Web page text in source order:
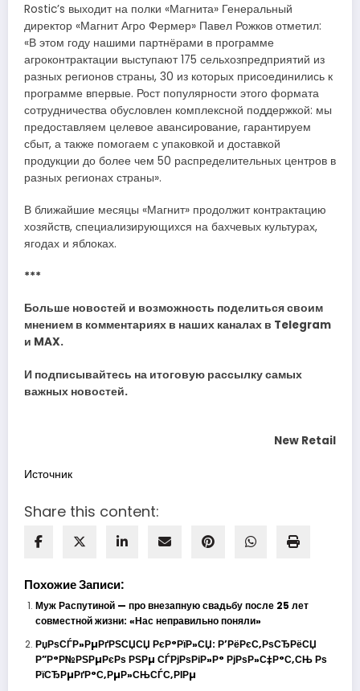
Rostic’s выходит на полки «Магнита» Генеральный
директор «Магнит Агро Фермер» Павел Рожков отметил:
«В этом году нашими партнёрами в программе
агроконтрактации выступают 175 сельхозпредприятий из
разных регионов страны, 30 из которых присоединились к
программе впервые. Рост популярности этого формата
сотрудничества обусловлен комплексной поддержкой: мы
предоставляем целевое авансирование, гарантируем
сбыт, а также помогаем с упаковкой и доставкой
продукции до более чем 50 распределительных центров в
разных регионах страны».
В ближайшие месяцы «Магнит» продолжит контрактацию
хозяйств, специализирующихся на бахчевых культурах,
ягодах и яблоках.
***
Больше новостей и возможность поделиться своим
мнением в комментариях в наших каналах в Telegram
и MAX.
И подписывайтесь на итоговую рассылку самых
важных новостей.
New Retail
Источник
Share this content:
Похожие Записи:
Муж Распутиной — про внезапную свадьбу после 25 лет
совместной жизни: «Нас неправильно поняли»
РџРѕСЃР»РµРґРЅСЏСЏ РєР°РїР»СЏ: Р’РёРєС‚РѕСЂРёСЏ
Р”Р°Р№РЅРµРєРѕ РЅРµ СЃРјРѕРіР»Р° РјРѕР»С‡Р°С‚СЊ Рѕ
РїСЂРµРґР°С‚РµР»СЊСЃС‚РІРµ